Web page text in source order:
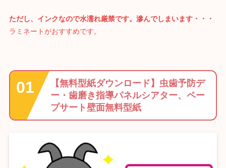
ただし、インクなので水濡れ厳禁です。滲んでしまいます・・・
ラミネートがおすすめです。
【無料型紙ダウンロード】虫歯予防デ
ー・歯磨き指導パネルシアター、ペー
プサート壁面無料型紙